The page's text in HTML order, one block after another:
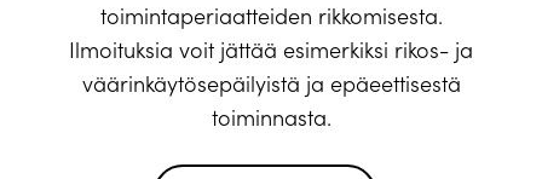
toimintaperiaatteiden rikkomisesta.
Ilmoituksia voit jättää esimerkiksi rikos- ja
väärinkäytösepäilyistä ja epäeettisestä
toiminnasta.